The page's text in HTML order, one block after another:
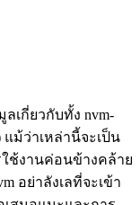
เกี่ยวกับทั้ง nvm-
แม้ว่าเหล่านี้จะเป็น
ช้งานค่อนข้างคล้าย
อย่าลังเลที่จะเข้า